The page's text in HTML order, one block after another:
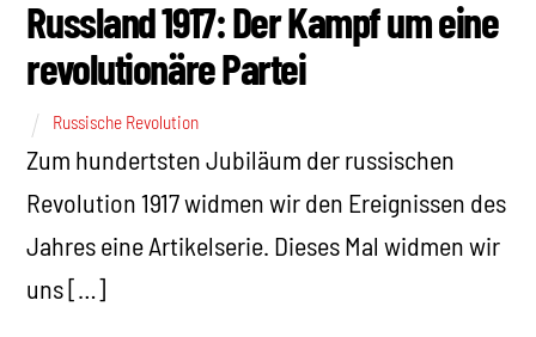
Russland 1917: Der Kampf um eine
revolutionäre Partei
Russische Revolution
Zum hundertsten Jubiläum der russischen
Revolution 1917 widmen wir den Ereignissen des
Jahres eine Artikelserie. Dieses Mal widmen wir
uns […]